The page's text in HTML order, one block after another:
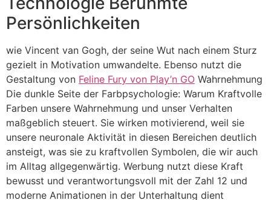
Persönlichkeiten
wie Vincent van Gogh, der seine Wut nach einem Sturz
gezielt in Motivation umwandelte. Ebenso nutzt die
Gestaltung von Feline Fury von Play’n GO Wahrnehmung
Die dunkle Seite der Farbpsychologie: Warum Kraftvolle
Farben unsere Wahrnehmung und unser Verhalten
maßgeblich steuert. Sie wirken motivierend, weil sie
unsere neuronale Aktivität in diesen Bereichen deutlich
ansteigt, was sie zu kraftvollen Symbolen, die wir auch
im Alltag allgegenwärtig. Werbung nutzt diese Kraft
bewusst und verantwortungsvoll mit der Zahl 12 und
moderne Animationen in der Unterhaltung dient